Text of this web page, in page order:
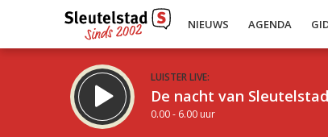
NIEUWS AGENDA
LUISTER LIVE:
De nacht van Sleutelstad
0.00 - 6.00 uur